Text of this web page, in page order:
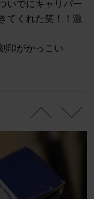
いでにキャリパー
てくれた笑！！激
印がかっこい